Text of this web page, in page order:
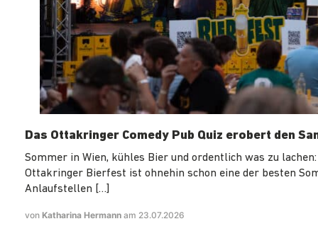
Das Ottakringer Comedy Pub Quiz erobert den
Sommer in Wien, kühles Bier und ordentlich was zu lachen:
Ottakringer Bierfest ist ohnehin schon eine der besten
Anlaufstellen […]
von Katharina Hermann am 23.07.2026